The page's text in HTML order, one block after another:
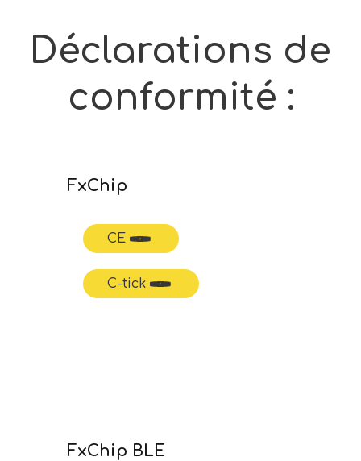
Déclarations de
conformité :
FxChip
CE
C-tick
FxChip BLE